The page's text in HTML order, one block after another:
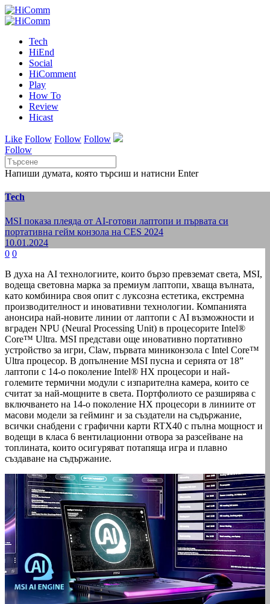
Tech
HiEnd
Social
HiComment
Play
How To
Review
Hicast
Like Follow Follow Follow
Follow
Напиши думата, която търсиш и натисни Enter
Tech
MSI показа плеяда от AI-готови лаптопи и първата си
портативна гейм конзола на CES 2024
10.01.2024
0 0
В духа на AI технологиите, които бързо превземат света, MSI,
водеща световна марка за премиум лаптопи, хваща вълната,
като комбинира своя опит с луксозна естетика, екстремна
производителност и иновативни технологии. Компанията
анонсира най-новите линии от лаптопи с AI възможности и
вграден NPU (Neural Processing Unit) в процесорите Intel®
Core™ Ultra. MSI представи още иновативно портативно
устройство за игри, Claw, първата миниконзола с Intel Core™
Ultra процесор. В допълнение MSI пусна и серията от 18”
лаптопи с 14-о поколение Intel® HX процесори и най-
големите термични модули с изпарителна камера, които се
считат за най-мощните в света. Портфолиото се разширява с
включването на 14-о поколение HX процесори в линиите от
масови модели за гейминг и за създатели на съдържание,
всички снабдени с графични карти RTX40 с пълна мощност и
водещи в класа 6 вентилационни отвора за разсейване на
топлината, които осигуряват потапяща игра и плавно
създаване на съдържание.